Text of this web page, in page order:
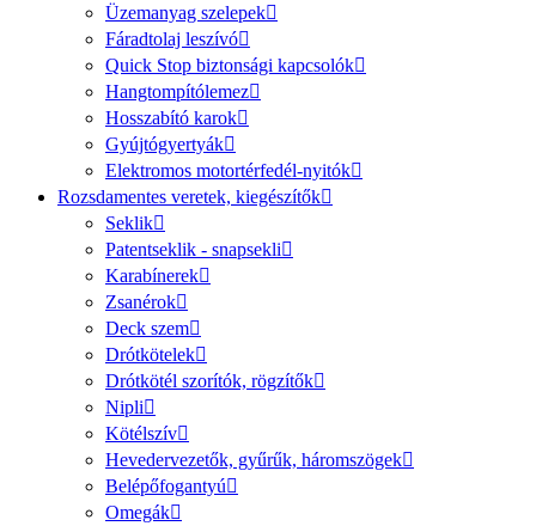
Üzemanyag szelepek
Fáradtolaj leszívó
Quick Stop biztonsági kapcsolók
Hangtompítólemez
Hosszabító karok
Gyújtógyertyák
Elektromos motortérfedél-nyitók
Rozsdamentes veretek, kiegészítők
Seklik
Patentseklik - snapsekli
Karabínerek
Zsanérok
Deck szem
Drótkötelek
Drótkötél szorítók, rögzítők
Nipli
Kötélszív
Hevedervezetők, gyűrűk, háromszögek
Belépőfogantyú
Omegák